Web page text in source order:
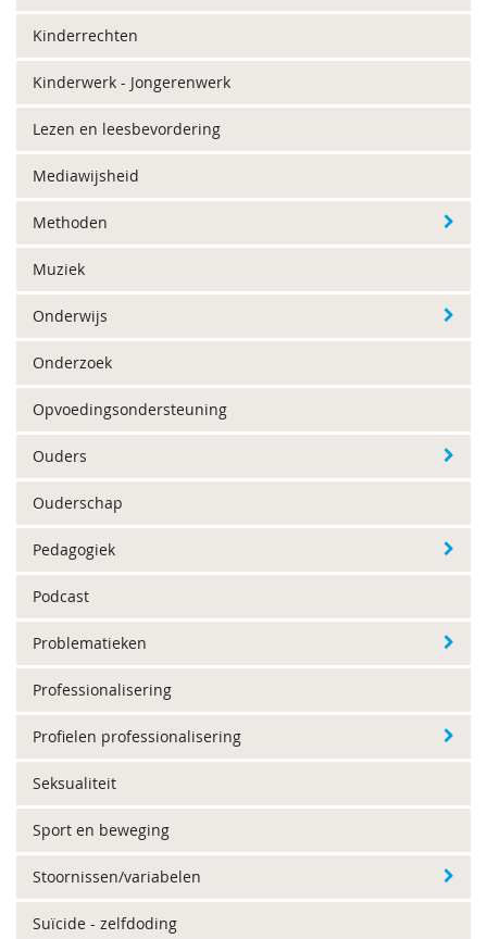
Kinderrechten
Kinderwerk - Jongerenwerk
Lezen en leesbevordering
Mediawijsheid
Methoden
Muziek
Onderwijs
Onderzoek
Opvoedingsondersteuning
Ouders
Ouderschap
Pedagogiek
Podcast
Problematieken
Professionalisering
Profielen professionalisering
Seksualiteit
Sport en beweging
Stoornissen/variabelen
Suïcide - zelfdoding